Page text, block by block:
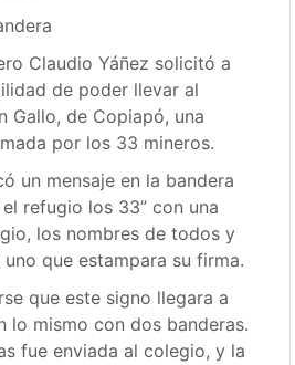
Claudio Yáñez solicitó a
de poder llevar al
Gallo, de Copiapó, una
por los 33 mineros.
un mensaje en la bandera
refugio los 33” con una
los nombres de todos y
que estampara su firma.
que este signo llegara a
lo mismo con dos banderas.
fue enviada al colegio, y la